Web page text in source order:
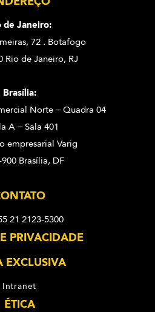
de Janeiro:
72 . Botafogo
Rio de Janeiro, RJ
Brasília:
Norte – Quadra 04
A – Sala 401
empresarial Varig
Brasília, DF
21 2123-5300
PRIVACIDADE
EXCLUSIVA
Intranet
ÉTICA